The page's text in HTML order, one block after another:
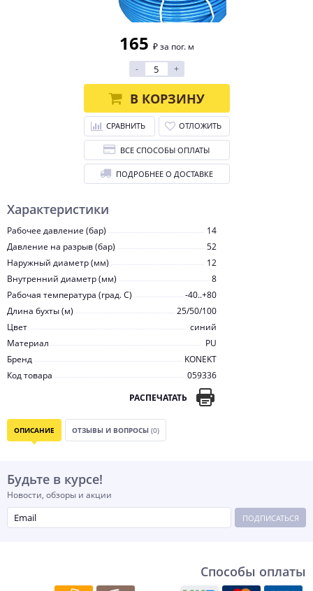
Характеристики
Рабочее давление (бар)
14
Давление на разрыв (бар)
52
Наружный диаметр (мм)
12
Внутренний диаметр (мм)
8
Рабочая температура (град. C)
-40..+80
Длина бухты (м)
25/50/100
Цвет
синий
Материал
PU
Бренд
KONEKT
Код товара
059336
РАСПЕЧАТАТЬ
165 ₽ за пог. м
-
+
В КОРЗИНУ
СРАВНИТЬ ОТЛОЖИТЬ
ВСЕ СПОСОБЫ ОПЛАТЫ
ПОДРОБНЕЕ О ДОСТАВКЕ
ОПИСАНИЕ ОТЗЫВЫ И ВОПРОСЫ (0)
Будьте в курсе!
Новости, обзоры и акции
ПОДПИСАТЬСЯ
Способы оплаты